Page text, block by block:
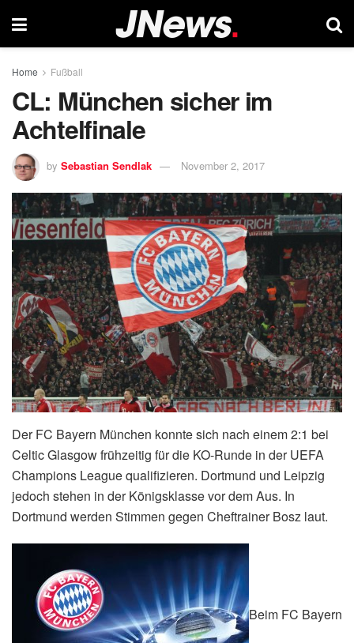
Home Fußball
CL: München sicher im
Achtelfinale
by Sebastian Sendlak November 2, 2017
Der FC Bayern München konnte sich nach einem 2:1 bei
Celtic Glasgow frühzeitig für die KO-Runde in der UEFA
Champions League qualifizieren. Dortmund und Leipzig
jedoch stehen in der Königsklasse vor dem Aus. In
Dortmund werden Stimmen gegen Cheftrainer Bosz laut.
Beim FC Bayern